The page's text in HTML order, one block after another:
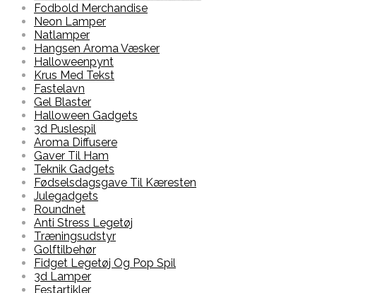
Fodbold Merchandise
Neon Lamper
Natlamper
Hangsen Aroma Væsker
Halloweenpynt
Krus Med Tekst
Fastelavn
Gel Blaster
Halloween Gadgets
3d Puslespil
Aroma Diffusere
Gaver Til Ham
Teknik Gadgets
Fødselsdagsgave Til Kæresten
Julegadgets
Roundnet
Anti Stress Legetøj
Træningsudstyr
Golftilbehør
Fidget Legetøj Og Pop Spil
3d Lamper
Festartikler